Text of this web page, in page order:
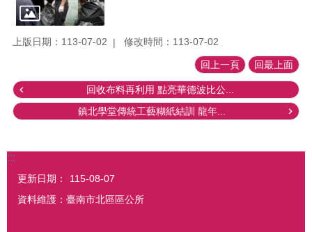
上版日期：113-07-02 修改時間：113-07-02
回上一頁 回最上面
回收布料再利用 點亮華德波比公...
鎮北學堂傳統工藝糊紙結訓 龍年...
:::
更新日期：
115-08-07
資料維護：臺南市北區區公所